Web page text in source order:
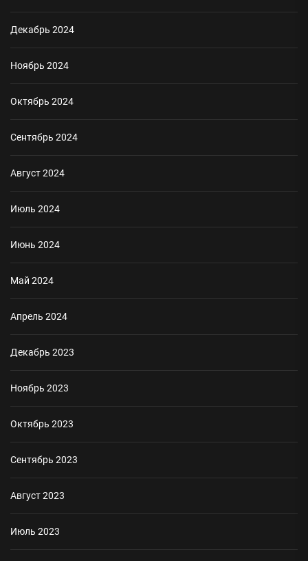
Декабрь 2024
Ноябрь 2024
Октябрь 2024
Сентябрь 2024
Август 2024
Июль 2024
Июнь 2024
Май 2024
Апрель 2024
Декабрь 2023
Ноябрь 2023
Октябрь 2023
Сентябрь 2023
Август 2023
Июль 2023